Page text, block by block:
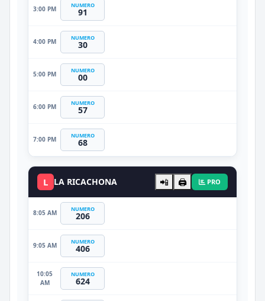
3:00 PM NUMERO
91
4:00 PM NUMERO
30
5:00 PM NUMERO
00
6:00 PM NUMERO
57
7:00 PM NUMERO
68
L LA RICACHONA 📲 🖨️ PRO
8:05 AM NUMERO
206
9:05 AM NUMERO
406
10:05
AM
NUMERO
624